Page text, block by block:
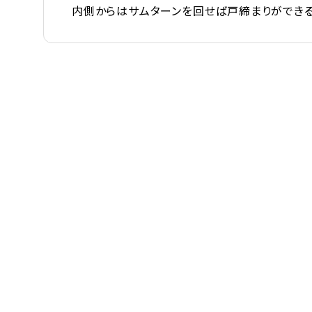
内側からはサムターンを回せば戸締まりができ